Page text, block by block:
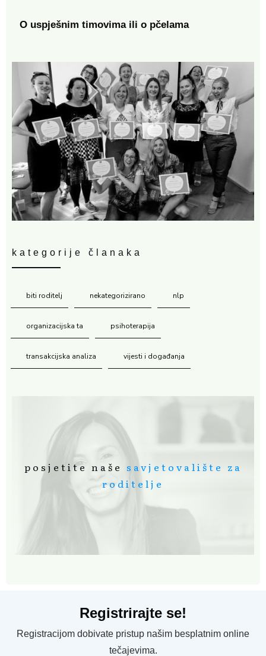
O uspješnim timovima ili o pčelama
kategorije članaka
biti roditelj nekategorizirano nlp
organizacijska ta psihoterapija
transakcijska analiza vijesti i događanja
posjetite naše savjetovalište za
roditelje
Registrirajte se!
Registracijom dobivate pristup našim besplatnim online
tečajevima.